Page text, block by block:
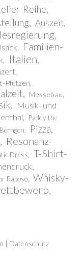
Reihe
Auszeit
Familien-
Italien
Pfützen
Messebau
Musik- und
Paddy the
Pizza
Resonanz-
Dress
T-Shirt-
Raposo
Whisky-
| Datenschutz